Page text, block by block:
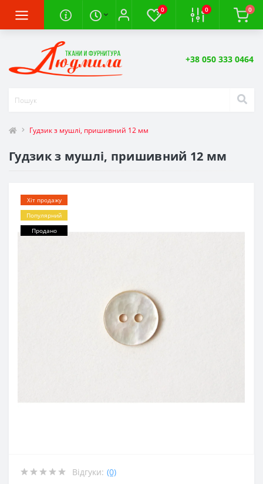
0 0 0
+38 050 333 0464
Гудзик з мушлі, пришивний 12 мм
Гудзик з мушлі, пришивний 12 мм
Хіт продажу
Популярний
Продано
Відгуки: (0)